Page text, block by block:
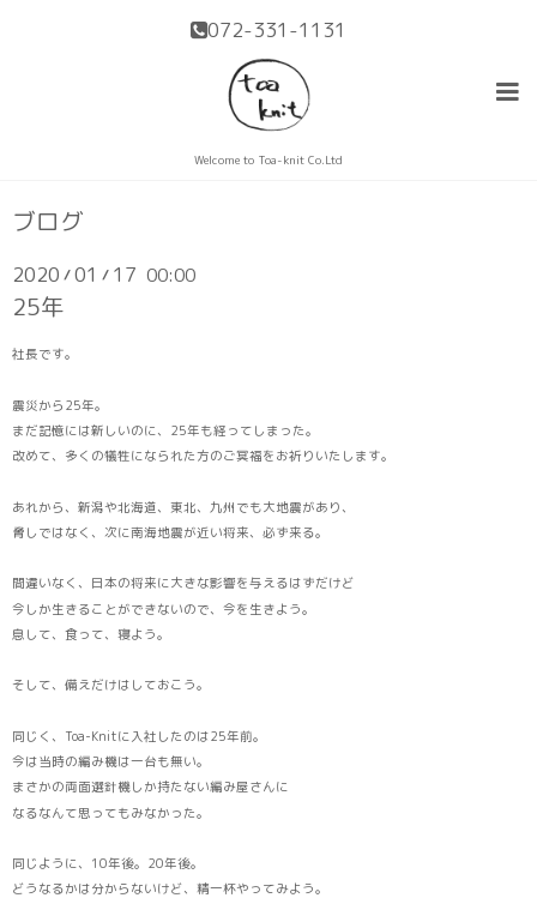
072-331-1131
Welcome to Toa-knit Co.Ltd
ブログ
2020 /01 / 17 00:00
25年
社長です。
震災から25年。
まだ記憶には新しいのに、25年も経ってしまった。
改めて、多くの犠牲になられた方のご冥福をお祈りいたします。
あれから、新潟や北海道、東北、九州でも大地震があり、
脅しではなく、次に南海地震が近い将来、必ず来る。
間違いなく、日本の将来に大きな影響を与えるはずだけど
今しか生きることができないので、今を生きよう。
息して、食って、寝よう。
そして、備えだけはしておこう。
同じく、Toa-Knitに入社したのは25年前。
今は当時の編み機は一台も無い。
まさかの両面選針機しか持たない編み屋さんに
なるなんて思ってもみなかった。
同じように、10年後。20年後。
どうなるかは分からないけど、精一杯やってみよう。